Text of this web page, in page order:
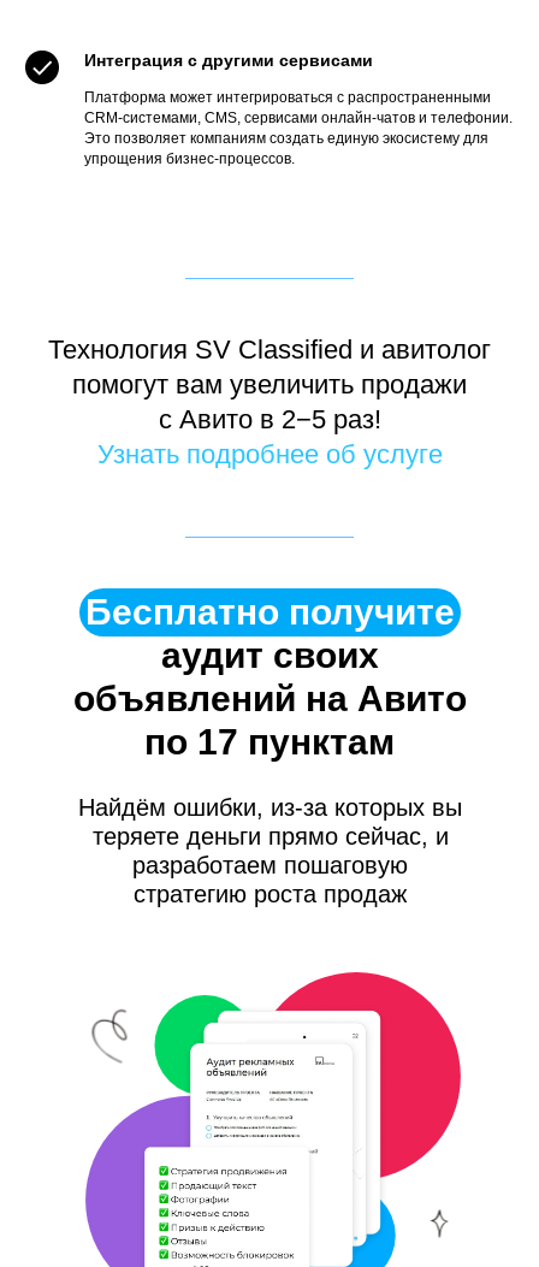
Интеграция с другими сервисами
Платформа может интегрироваться с распространенными
CRM-системами, CMS, сервисами онлайн-чатов и телефонии.
Это позволяет компаниям создать единую экосистему для
упрощения бизнес-процессов.
Технология SV Classified и авитолог
помогут вам увеличить продажи
с Авито в 2−5 раз!
Узнать подробнее об услуге
Бесплатно получите
аудит |своих
объявлений на Авито
по 17 пунктам
Найдём ошибки, из-за которых вы
теряете деньги прямо сейчас, и
разработаем пошаговую
стратегию роста продаж
Бесплатно получите
аудит своих
объявлений на Авито
по 17 пунктам
Получить аудит